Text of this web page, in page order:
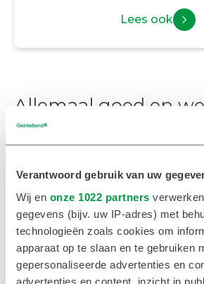
Verantwoord gebruik van uw
Wij en onze 1022 partners
gegevens (bijv. uw IP-adres) met
technologieën zoals cookies om
apparaat op te slaan en te gebruiken
gepersonaliseerde advertenties en
advertenties en content, inzicht in
Lees ook
Allemaal goed en
hoe krijg ik mijn
Een groot speeltoestel hoeft
zijn al snel zoet met een
Of met materialen die ze vinden
takken, stenen of een emmer.